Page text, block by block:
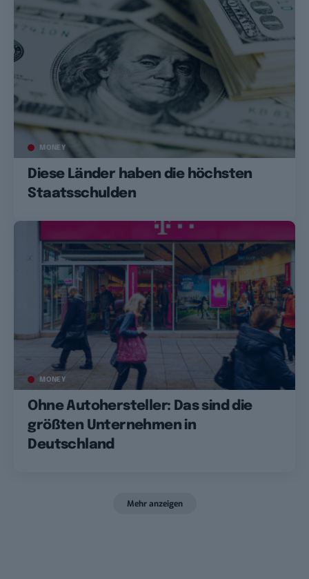
MONEY
Diese Länder haben die höchsten
Staatsschulden
MONEY
Ohne Autohersteller: Das sind die
größten Unternehmen in
Deutschland
Mehr anzeigen